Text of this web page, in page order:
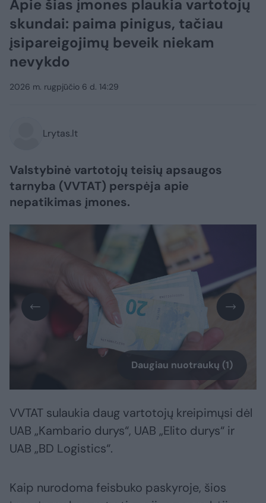
Apie šias įmones plaukia vartotojų
skundai: paima pinigus, tačiau
įsipareigojimų beveik niekam
nevykdo
2026 m. rugpjūčio 6 d. 14:29
Lrytas.lt
Valstybinė vartotojų teisių apsaugos
tarnyba (VVTAT) perspėja apie
nepatikimas įmones.
Daugiau nuotraukų (1)
VVTAT sulaukia daug vartotojų kreipimųsi dėl
UAB „Kambario durys“, UAB „Elito durys“ ir
UAB „BD Logistics“.
Kaip nurodoma feisbuko paskyroje, šios